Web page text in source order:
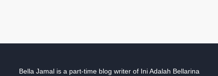
Bella Jamal is a part-time blog writer of Ini Adalah Bellarina